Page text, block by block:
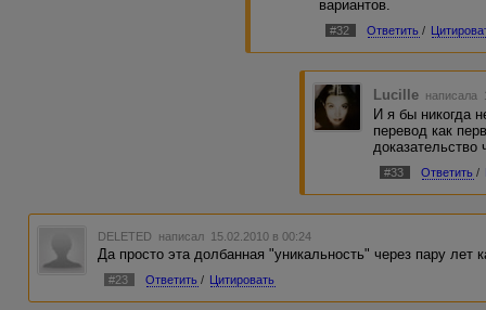
вариантов.
#32 Ответить /
Lucille написала
И я бы никогда
перевод как
доказательство
#33 Ответить /
DELETED написал 15.02.2010 в 00:24
Да просто эта долбанная "уникальность" через пару лет
#23 Ответить / Цитировать